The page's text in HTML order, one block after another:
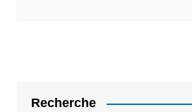
Recherche